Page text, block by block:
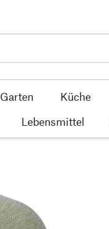
Garten Küche
Lebensmittel